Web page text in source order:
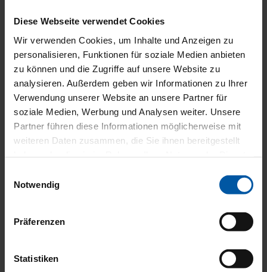
Diese Webseite verwendet Cookies
Wir verwenden Cookies, um Inhalte und Anzeigen zu
personalisieren, Funktionen für soziale Medien anbieten
zu können und die Zugriffe auf unsere Website zu
analysieren. Außerdem geben wir Informationen zu Ihrer
Verwendung unserer Website an unsere Partner für
soziale Medien, Werbung und Analysen weiter. Unsere
Partner führen diese Informationen möglicherweise mit
weiteren Daten zusammen, die Sie ihnen bereitgestellt
Notwendig
Präferenzen
Statistiken
UND